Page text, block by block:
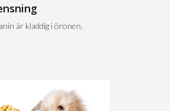
är kladdig i öronen.